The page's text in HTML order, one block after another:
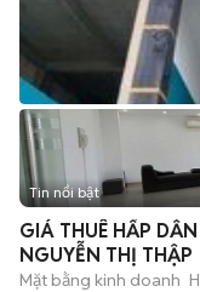
Tin nổi bật
GIÁ THUÊ HẤP
NGUYỄN THỊ THẬP
Mặt bằng kinh doanh